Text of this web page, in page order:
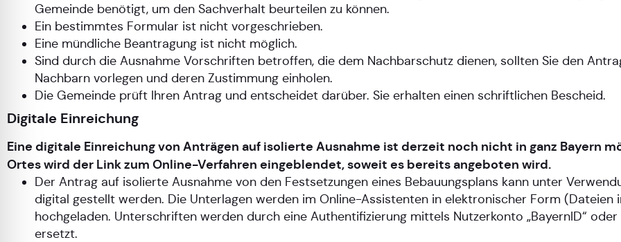
Gemeinde benötigt, um den Sachverhalt beurteilen zu können.
Ein bestimmtes Formular ist nicht vorgeschrieben.
Eine mündliche Beantragung ist nicht möglich.
Sind durch die Ausnahme Vorschriften betroffen, die dem Nachbarschutz dienen, sollten Sie den
Nachbarn vorlegen und deren Zustimmung einholen.
Die Gemeinde prüft Ihren Antrag und entscheidet darüber. Sie erhalten einen schriftlichen Bescheid.
Digitale Einreichung
Eine digitale Einreichung von Anträgen auf isolierte Ausnahme ist derzeit noch nicht in ganz Bayern
Ortes wird der Link zum Online-Verfahren eingeblendet, soweit es bereits angeboten wird.
Der Antrag auf isolierte Ausnahme von den Festsetzungen eines Bebauungsplans kann unter
digital gestellt werden. Die Unterlagen werden im Online-Assistenten in elektronischer Form (Dateien
hochgeladen. Unterschriften werden durch eine Authentifizierung mittels Nutzerkonto „BayernID“ oder
ersetzt.